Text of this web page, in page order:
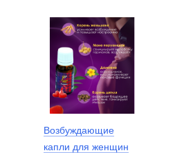
Возбуждающие
капли для женщин